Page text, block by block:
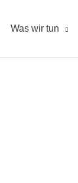
Was wir tun